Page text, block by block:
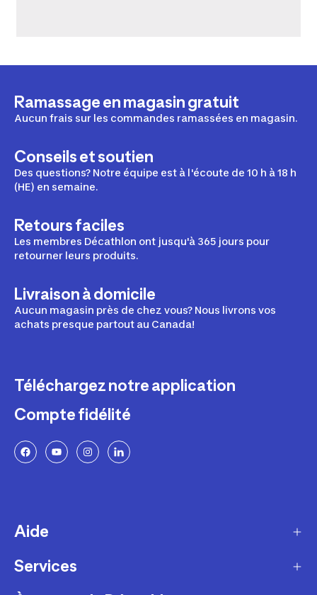
Ramassage en magasin gratuit
Aucun frais sur les commandes ramassées en magasin.
Conseils et soutien
Des questions? Notre équipe est à l'écoute de 10 h à 18 h
(HE) en semaine.
Retours faciles
Les membres Décathlon ont jusqu'à 365 jours pour
retourner leurs produits.
Livraison à domicile
Aucun magasin près de chez vous? Nous livrons vos
achats presque partout au Canada!
Téléchargez notre application
Compte fidélité
Aide
Livraison
Services